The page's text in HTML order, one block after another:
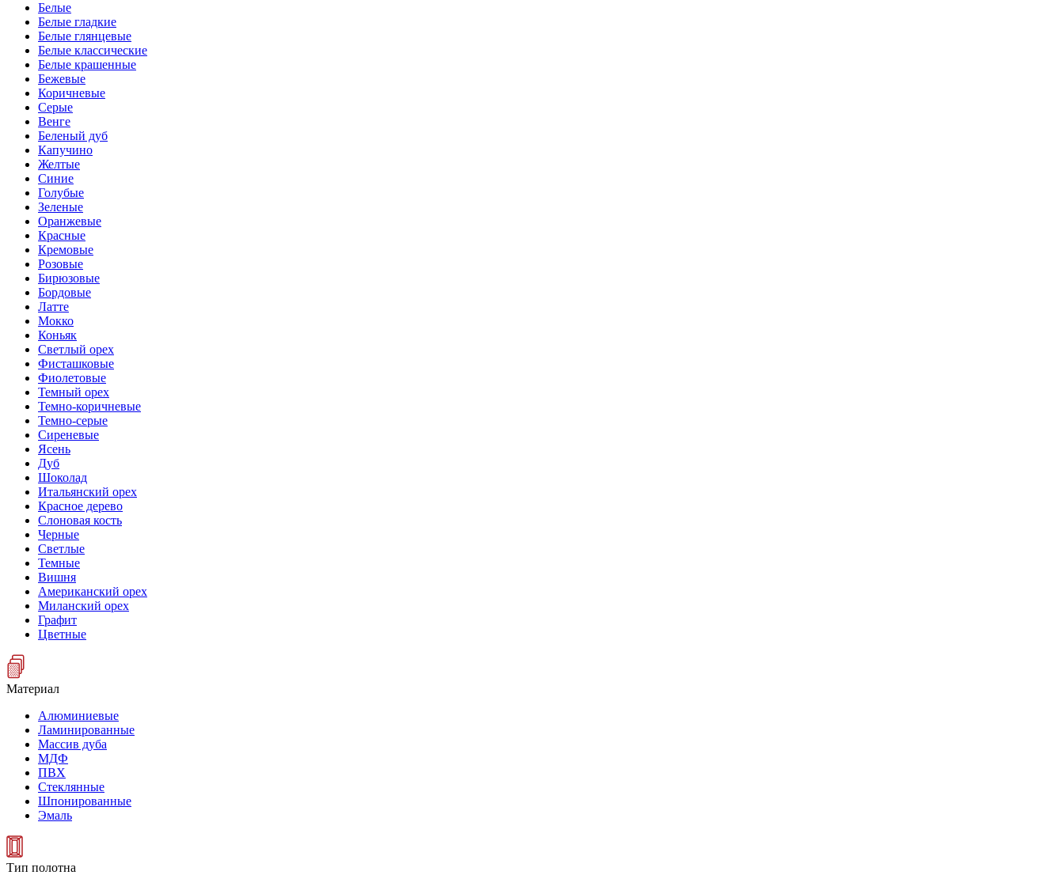
Белые
Белые гладкие
Белые глянцевые
Белые классические
Белые крашенные
Бежевые
Коричневые
Серые
Венге
Беленый дуб
Капучино
Желтые
Синие
Голубые
Зеленые
Оранжевые
Красные
Кремовые
Розовые
Бирюзовые
Бордовые
Латте
Мокко
Коньяк
Светлый орех
Фисташковые
Фиолетовые
Темный орех
Темно-коричневые
Темно-серые
Сиреневые
Ясень
Дуб
Шоколад
Итальянский орех
Красное дерево
Слоновая кость
Черные
Светлые
Темные
Вишня
Американский орех
Миланский орех
Графит
Цветные
Материал
Алюминиевые
Ламинированные
Массив дуба
МДФ
ПВХ
Стеклянные
Шпонированные
Эмаль
Тип полотна